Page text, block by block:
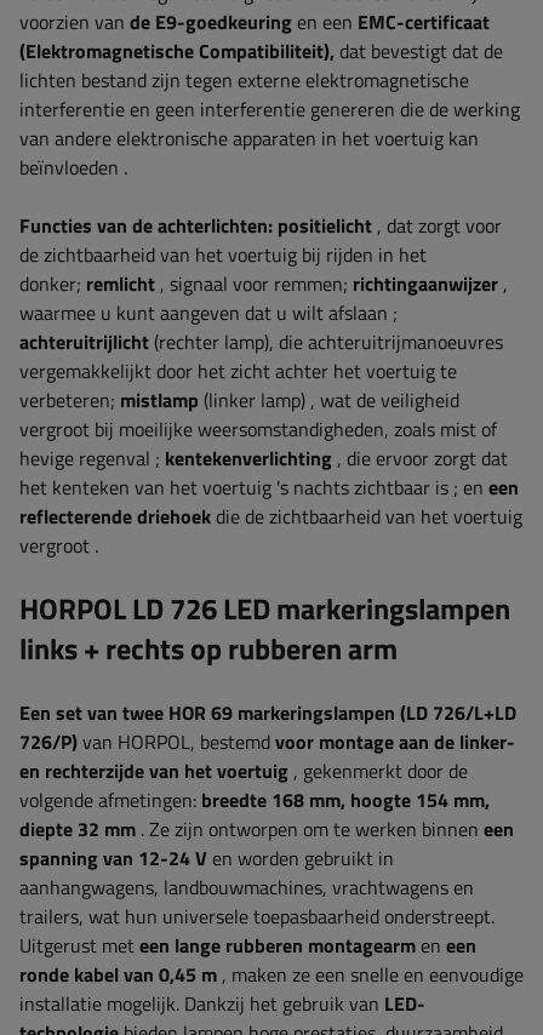
voorzien van de E9-goedkeuring en een EMC-certificaat
(Elektromagnetische Compatibiliteit), dat bevestigt dat de
lichten bestand zijn tegen externe elektromagnetische
interferentie en geen interferentie genereren die de werking
van andere elektronische apparaten in het voertuig kan
beïnvloeden .
Functies van de achterlichten: positielicht , dat zorgt voor
de zichtbaarheid van het voertuig bij rijden in het
donker; remlicht , signaal voor remmen; richtingaanwijzer ,
waarmee u kunt aangeven dat u wilt afslaan ;
achteruitrijlicht (rechter lamp), die achteruitrijmanoeuvres
vergemakkelijkt door het zicht achter het voertuig te
verbeteren; mistlamp (linker lamp) , wat de veiligheid
vergroot bij moeilijke weersomstandigheden, zoals mist of
hevige regenval ; kentekenverlichting , die ervoor zorgt dat
het kenteken van het voertuig 's nachts zichtbaar is ; en een
reflecterende driehoek die de zichtbaarheid van het voertuig
vergroot .
HORPOL LD 726 LEDmarkeringslampen
links + rechts op rubberen arm
Een set van twee HOR 69 markeringslampen (LD 726/L+LD
726/P)van HORPOL, bestemdvoor montage aan de linker-
en rechterzijde van het voertuig , gekenmerkt door de
volgende afmetingen: breedte 168 mm, hoogte 154 mm,
diepte 32 mm . Zezijn ontworpen om te werken binnen een
spanning van 12-24 V en worden gebruikt in
aanhangwagens, landbouwmachines, vrachtwagens en
trailers, wat hun universele toepasbaarheid onderstreept.
Uitgerust meteen lange rubberen montagearm en een
ronde kabel van 0,45 m , maken ze een snelle en eenvoudige
installatie mogelijk. Dankzij het gebruik van LED-